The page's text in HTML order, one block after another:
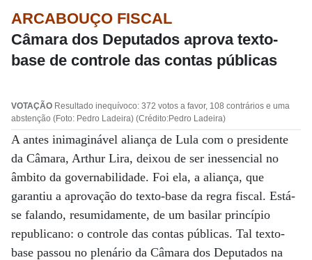
ARCABOUÇO FISCAL
Câmara dos Deputados aprova texto-
base de controle das contas públicas
VOTAÇÃO Resultado inequívoco: 372 votos a favor, 108 contrários e uma
abstenção (Foto: Pedro Ladeira) (Crédito:Pedro Ladeira)
A antes inimaginável aliança de Lula com o presidente
da Câmara, Arthur Lira, deixou de ser inessencial no
âmbito da governabilidade. Foi ela, a aliança, que
garantiu a aprovação do texto-base da regra fiscal. Está-
se falando, resumidamente, de um basilar princípio
republicano: o controle das contas públicas. Tal texto-
base passou no plenário da Câmara dos Deputados na